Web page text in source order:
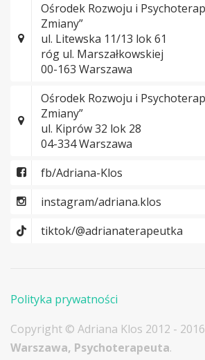
Ośrodek Rozwoju i
Zmiany”
ul. Litewska 11/13 lok 61
róg ul. Marszałkowskiej
00-163 Warszawa
Ośrodek Rozwoju i
Zmiany”
ul. Kiprów 32 lok 28
04-334 Warszawa
fb/Adriana-Klos
instagram/adriana.klos
tiktok/@adrianaterapeutka
Polityka prywatności
Copyright © Adriana Klos 2012 - 2016
Warszawa, Psychoterapeuta.